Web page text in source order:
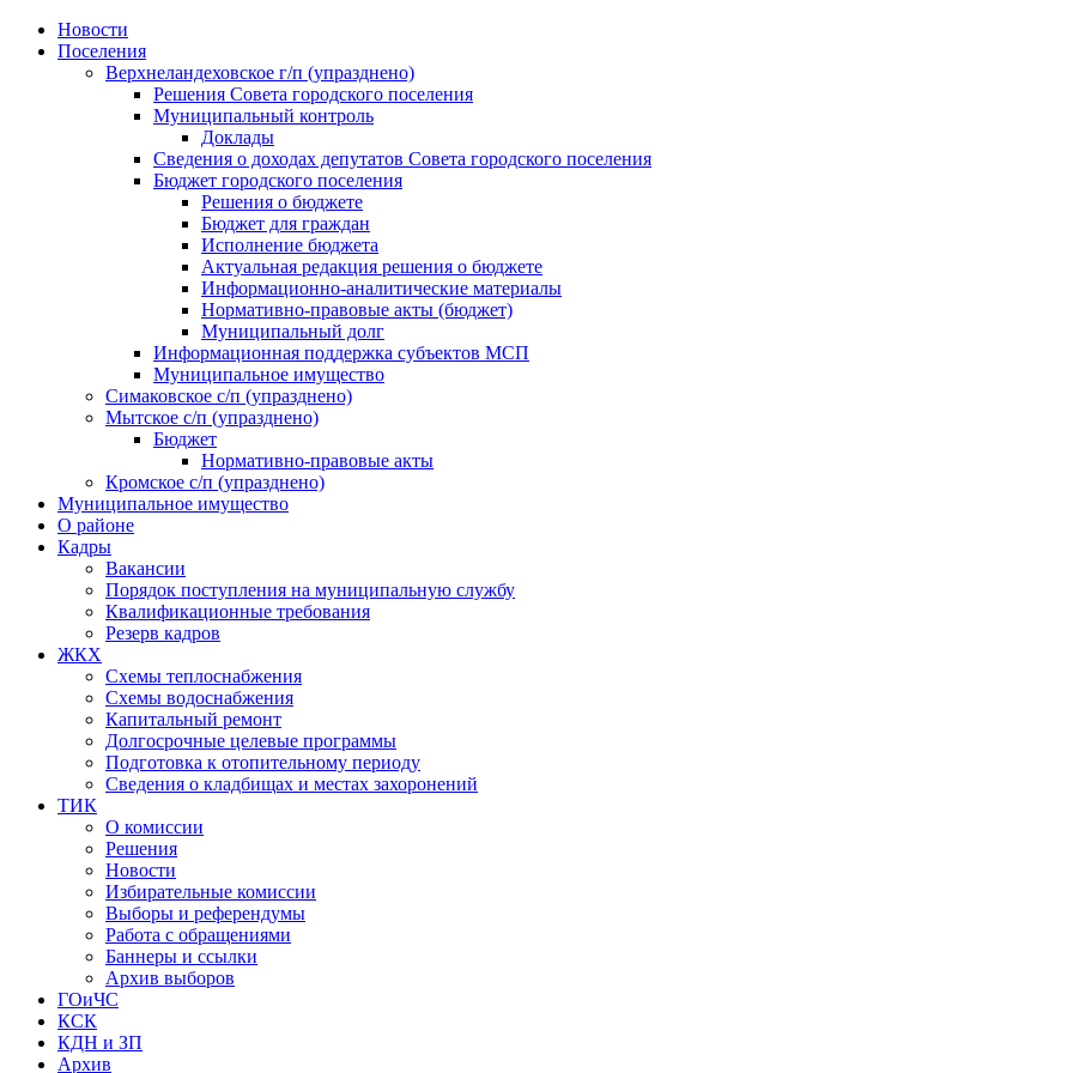
Skip
Новости
Поселения
Верхнеландеховское г/п (упразднено)
Решения Совета городского поселения
Муниципальный контроль
Доклады
Сведения о доходах депутатов Совета городского поселения
Бюджет городского поселения
Решения о бюджете
Бюджет для граждан
Исполнение бюджета
Актуальная редакция решения о бюджете
Информационно-аналитические материалы
Нормативно-правовые акты (бюджет)
Муниципальный долг
Информационная поддержка субъектов МСП
Муниципальное имущество
Симаковское с/п (упразднено)
Мытское с/п (упразднено)
Бюджет
Нормативно-правовые акты
Кромское с/п (упразднено)
Муниципальное имущество
О районе
Кадры
Вакансии
Порядок поступления на муниципальную службу
Квалификационные требования
Резерв кадров
ЖКХ
Схемы теплоснабжения
Схемы водоснабжения
Капитальный ремонт
Долгосрочные целевые программы
Подготовка к отопительному периоду
Сведения о кладбищах и местах захоронений
ТИК
О комиссии
Решения
Новости
Избирательные комиссии
Выборы и референдумы
Работа с обращениями
Баннеры и ссылки
Архив выборов
ГОиЧС
КСК
КДН и ЗП
Архив